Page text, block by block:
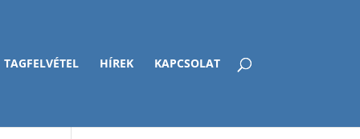
TAGFELVÉTEL HÍREK KAPCSOLAT